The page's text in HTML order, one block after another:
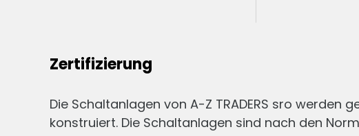
Zertifizierung
Die Schaltanlagen von A-Z TRADERS sro werden
konstruiert. Die Schaltanlagen sind nach den